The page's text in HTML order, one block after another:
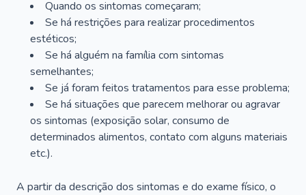
Quando os sintomas começaram;
Se há restrições para realizar procedimentos
estéticos;
Se há alguém na família com sintomas
semelhantes;
Se já foram feitos tratamentos para esse problema;
Se há situações que parecem melhorar ou agravar
os sintomas (exposição solar, consumo de
determinados alimentos, contato com alguns materiais
etc.).
A partir da descrição dos sintomas e do exame físico, o